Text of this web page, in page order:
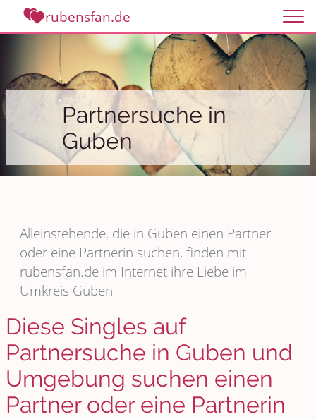
rubensfan.de
Partnersuche in
Guben
Alleinstehende, die in Guben einen Partner
oder eine Partnerin suchen, finden mit
rubensfan.de im Internet ihre Liebe im
Umkreis Guben
Diese Singles auf
Partnersuche in Guben und
Umgebung suchen einen
Partner oder eine Partnerin